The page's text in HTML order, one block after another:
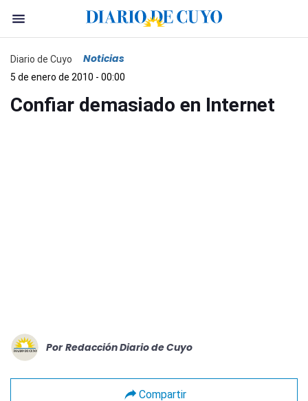
Diario de Cuyo Noticias
5 de enero de 2010 - 00:00
Confiar demasiado en Internet
Por Redacción Diario de Cuyo
Compartir